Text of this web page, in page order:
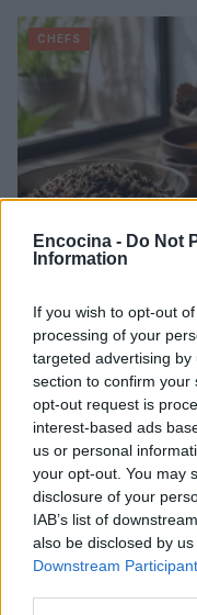
Encocina - Do Not
Information
If you wish to opt-out
processing of your
targeted advertising
section to confirm your
opt-out request is
interest-based ads
us or personal
your opt-out. You may
disclosure of your
IAB’s list of
also be disclosed by
Downstream
CHEFS
Chefs peruanos y
diferencias de sus
María Vázquez · 3 Ago 2026